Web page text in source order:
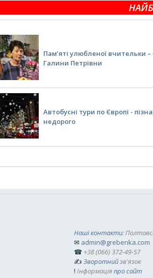
Пам’яті улюбленої вчительки –
Галини Петрівни
Автобусні тури по Європі -
недорого
Наші контакти:
✉ admin@grebenka.com
☎ +38 (066) 372-49-57
✍ Зворотнийзв'язок
! Інформаціяпро сайт